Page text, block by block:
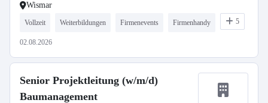
Wismar
Vollzeit Weiterbildungen Firmenevents Firmenhandy 5
02.08.2026
Senior Projektleitung (w/m/d)
Baumanagement